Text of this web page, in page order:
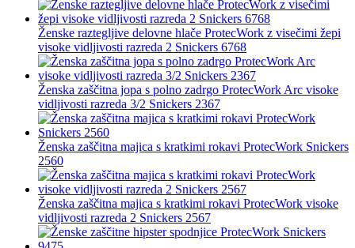
Ženske raztegljive delovne hlače ProtecWork z visečimi žepi
visoke vidljivosti razreda 2 Snickers 6768
Ženska zaščitna jopa s polno zadrgo ProtecWork Arc visoke
vidljivosti razreda 3/2 Snickers 2367
Ženska zaščitna majica s kratkimi rokavi ProtecWork Snickers
2560
Ženska zaščitna majica s kratkimi rokavi ProtecWork visoke
vidljivosti razreda 2 Snickers 2567